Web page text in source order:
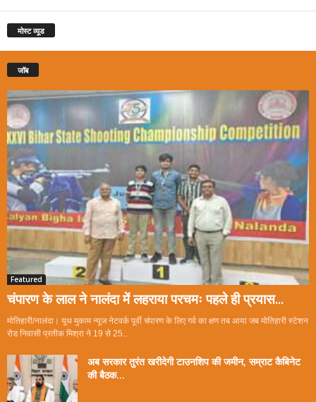
मोस्ट व्यूड
जॉब
Featured
चंपारण के लाल ने नालंदा में लहराया परचमः पहले ही प्रयास...
मोतिहारी/नालंदा। यूथ मुकाम न्यूज नेटवर्क पूर्वी चंपारण के लिए गर्व का क्षण तब आया जब मोतिहारी स्टेशन
रोड निवासी प्रतीक मिश्रा ने 19 से 25...
अब सरकार तुरंत खरीदेगी टाउनशिप की जमीन, सम्राट कैबिनेट
की बैठक...